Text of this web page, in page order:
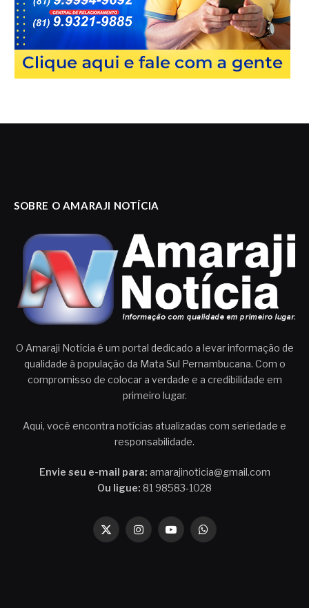
SOBRE O AMARAJI NOTÍCIA
O Amaraji Notícia é um portal dedicado a levar informação de
qualidade à população da Mata Sul Pernambucana. Com o
compromisso de colocar a verdade e a credibilidade em
primeiro lugar.
Aqui, você encontra notícias atualizadas com seriedade e
responsabilidade.
Envie seu e-mail para: amarajinoticia@gmail.com
Ou ligue: 81 98583-1028
X
InstagramYouTubeWhatsApp